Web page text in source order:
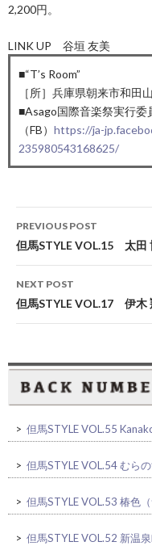
2,200円。
LINK UP 谷垣 友美
■“T’s Room”
［所］兵庫県朝来市和
■Asago国際音楽祭実行委
（FB） https://ja-
235980543168625/
Post
navigation
PREVIOUS POST
但馬STYLE VOL.15 太田
NEXT POST
但馬STYLE VOL.17 伊木
> 但馬STYLE VOL.55
> 但馬STYLE VOL.54 むらの
> 但馬STYLE VOL.53 椿色
> 但馬STYLE VOL.52 新温